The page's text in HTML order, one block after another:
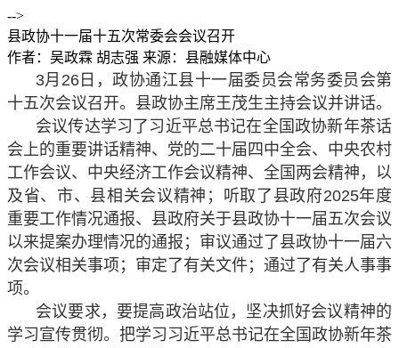
-->
县政协十一届十五次常委会会议召开
作者：吴政霖 胡志强 来源：县融媒体中心
3月26日，政协通江县十一届委员会常务委员会第
十五次会议召开。县政协主席王茂生主持会议并讲话。
会议传达学习了习近平总书记在全国政协新年茶话
会上的重要讲话精神、党的二十届四中全会、中央农村
工作会议、中央经济工作会议精神、全国两会精神，以
及省、市、县相关会议精神；听取了县政府2025年度
重要工作情况通报、县政府关于县政协十一届五次会议
以来提案办理情况的通报；审议通过了县政协十一届六
次会议相关事项；审定了有关文件；通过了有关人事事
项。
会议要求，要提高政治站位，坚决抓好会议精神的
学习宣传贯彻。把学习习近平总书记在全国政协新年茶